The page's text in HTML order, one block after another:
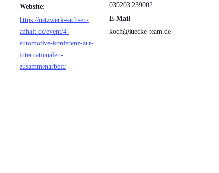
Website:
https://netzwerk-sachsen-
anhalt.de/event/4-
automotive-konferenz-zur-
internationalen-
zusammenarbeit/
039203 239002
E-Mail
koch@luecke-team.de